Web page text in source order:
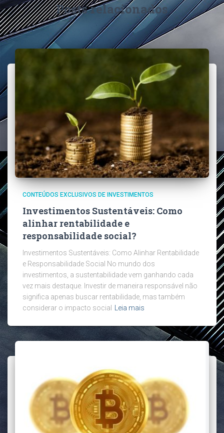
Posts relacionados
CONTEÚDOS EXCLUSIVOS DE INVESTIMENTOS
Investimentos Sustentáveis: Como
alinhar rentabilidade e
responsabilidade social?
Investimentos Sustentáveis: Como Alinhar Rentabilidade
e Responsabilidade Social No mundo dos
investimentos, a sustentabilidade vem ganhando cada
vez mais destaque. Investir de maneira responsável não
significa apenas buscar rentabilidade, mas também
considerar o impacto social
Leia mais